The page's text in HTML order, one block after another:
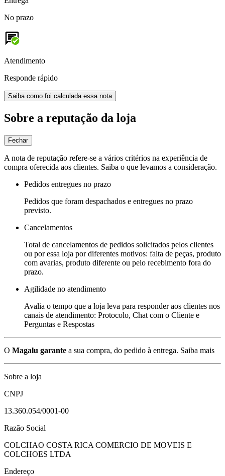
No prazo
Atendimento
Responde rápido
Saiba como foi calculada essa nota
Sobre a reputação da loja
Fechar
A nota de reputação refere-se a vários critérios na experiência de
compra oferecida aos clientes. Saiba o que levamos a consideração.
Pedidos entregues no prazo
Pedidos que foram despachados e entregues no prazo
previsto.
Cancelamentos
Total de cancelamentos de pedidos solicitados pelos clientes
ou por essa loja por diferentes motivos: falta de peças, produto
com avarias, produto diferente ou pelo recebimento fora do
prazo.
Agilidade no atendimento
Avalia o tempo que a loja leva para responder aos clientes nos
canais de atendimento: Protocolo, Chat com o Cliente e
Perguntas e Respostas
O Magalu garante a sua compra, do pedido à entrega. Saiba mais
Sobre a loja
CNPJ
13.360.054/0001-00
Razão Social
COLCHAO COSTA RICA COMERCIO DE MOVEIS E
COLCHOES LTDA
Endereço